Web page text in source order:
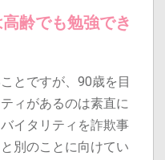
齢でも勉強でき
とですが、90歳を目
ィがあるのは素直に
イタリティを詐欺事
別のことに向けてい